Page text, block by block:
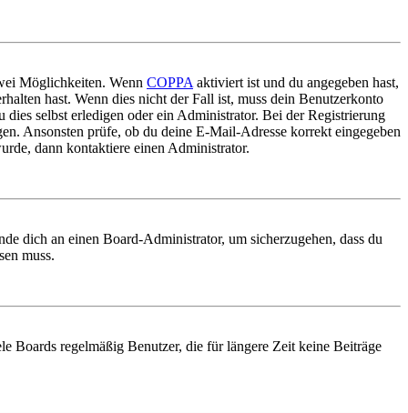
Möglichkeiten. Wenn COPPA aktiviert ist und du angegeben hast,
hast. Wenn dies nicht der Fall ist, muss dein Benutzerkonto
selbst erledigen oder ein Administrator. Bei der Registrierung
Ansonsten prüfe, ob du deine E-Mail-Adresse korrekt eingegeben
dann kontaktiere einen Administrator.
dich an einen Board-Administrator, um sicherzugehen, dass du
muss.
Boards regelmäßig Benutzer, die für längere Zeit keine Beiträge